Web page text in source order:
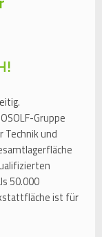
Gruppe
Technik und
50.000
ist für